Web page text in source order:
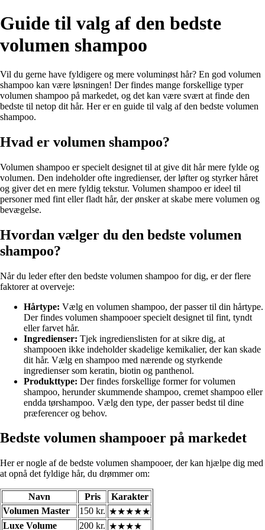
Guide til valg af den bedste
volumen shampoo
Vil du gerne have fyldigere og mere voluminøst hår? En god volumen
shampoo kan være løsningen! Der findes mange forskellige typer
volumen shampoo på markedet, og det kan være svært at finde den
bedste til netop dit hår. Her er en guide til valg af den bedste volumen
shampoo.
Hvad er volumen shampoo?
Volumen shampoo er specielt designet til at give dit hår mere fylde og
volumen. Den indeholder ofte ingredienser, der løfter og styrker håret
og giver det en mere fyldig tekstur. Volumen shampoo er ideel til
personer med fint eller fladt hår, der ønsker at skabe mere volumen og
bevægelse.
Hvordan vælger du den bedste volumen
shampoo?
Når du leder efter den bedste volumen shampoo for dig, er der flere
faktorer at overveje:
Hårtype: Vælg en volumen shampoo, der passer til din hårtype.
Der findes volumen shampooer specielt designet til fint, tyndt
eller farvet hår.
Ingredienser: Tjek ingredienslisten for at sikre dig, at
shampooen ikke indeholder skadelige kemikalier, der kan skade
dit hår. Vælg en shampoo med nærende og styrkende
ingredienser som keratin, biotin og panthenol.
Produkttype: Der findes forskellige former for volumen
shampoo, herunder skummende shampoo, cremet shampoo eller
endda tørshampoo. Vælg den type, der passer bedst til dine
præferencer og behov.
Bedste volumen shampooer på markedet
Her er nogle af de bedste volumen shampooer, der kan hjælpe dig med
at opnå det fyldige hår, du drømmer om:
Navn Pris
Karakter
Volumen Master
150 kr. ★★★★★
Luxe Volume
200 kr. ★★★★